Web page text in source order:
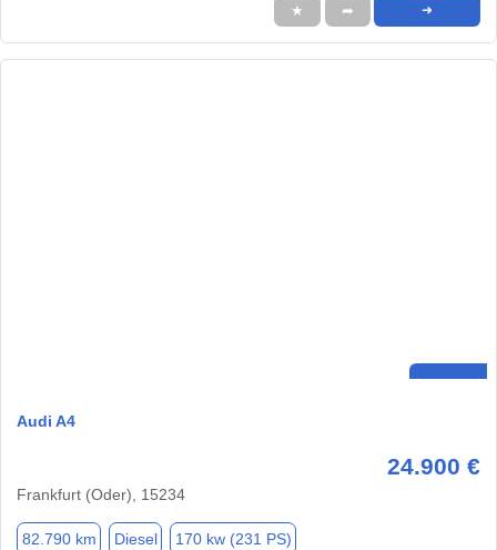
★ ➦ ➜
Audi A4
24.900 €
Frankfurt (Oder), 15234
82.790 km Diesel 170 kw (231 PS)